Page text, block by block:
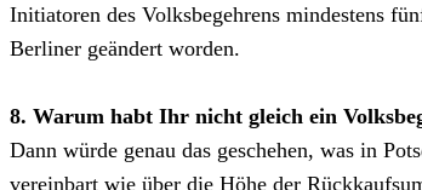
Initiatoren des Volksbegehrens mindestens
Berliner geändert worden.
8. Warum habt Ihr nicht gleich ein
Dann würde genau das geschehen, was in
vereinbart wie über die Höhe der